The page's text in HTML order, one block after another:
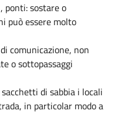
ponti: sostare o
può essere molto
comunicazione, non
o sottopassaggi
di sabbia i locali
in particolar modo a